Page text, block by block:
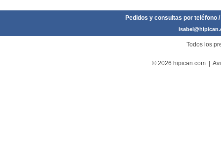
Pedidos y consultas por teléfono
Todos los
© 2026 hipican.com |